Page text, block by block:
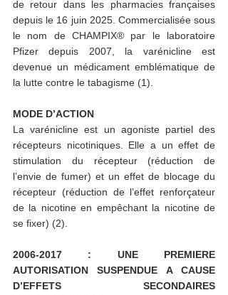
de retour dans les pharmacies françaises
depuis le 16 juin 2025. Commercialisée sous
le nom de CHAMPIX® par le laboratoire
Pfizer depuis 2007, la varénicline est
devenue un médicament emblématique de
la lutte contre le tabagisme (1).
MODE D’ACTION
La varénicline est un agoniste partiel des
récepteurs nicotiniques. Elle a un effet de
stimulation du récepteur (réduction de
l’envie de fumer) et un effet de blocage du
récepteur (réduction de l’effet renforçateur
de la nicotine en empêchant la nicotine de
se fixer) (2).
2006-2017 : UNE PREMIERE
AUTORISATION SUSPENDUE A CAUSE
D’EFFETS SECONDAIRES